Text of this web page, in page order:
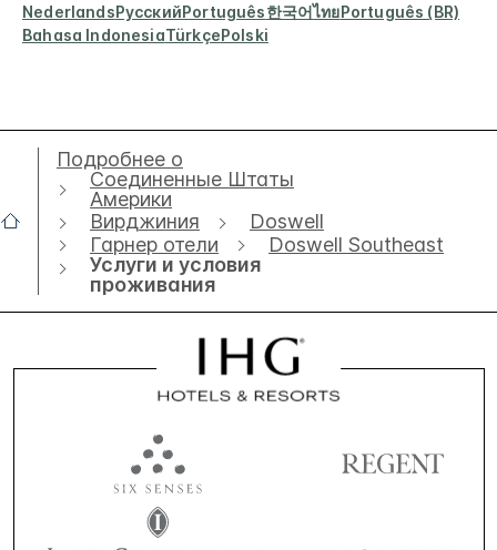
NederlandsРусскийPortuguês한국어ไทยPortuguês (BR)
Bahasa IndonesiaTürkçePolski
Подробнее о
Соединенные Штаты
Америки
Вирджиния
Doswell
Гарнер отели
Doswell Southeast
Услуги и условия
проживания